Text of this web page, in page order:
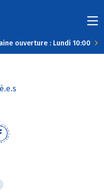
ouverture : Lundi 10:00